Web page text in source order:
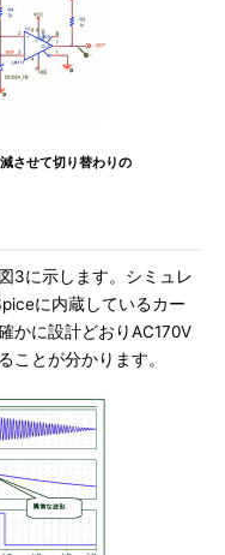
させて切り替わりの
3に示します。シミュレ
に内蔵しているカー
かに設計どおりAC170V
ことが分かります。